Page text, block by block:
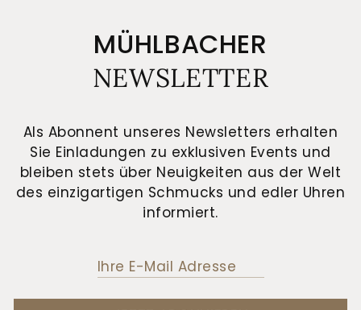
MÜHLBACHER
NEWSLETTER
Als Abonnent unseres Newsletters erhalten
Sie Einladungen zu exklusiven Events und
bleiben stets über Neuigkeiten aus der Welt
des einzigartigen Schmucks und edler Uhren
informiert.